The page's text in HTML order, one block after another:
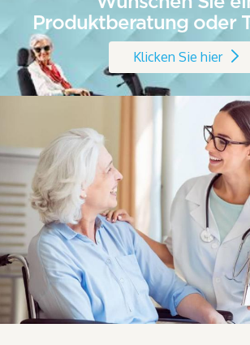
Produktberatung oder
Klicken Sie hier